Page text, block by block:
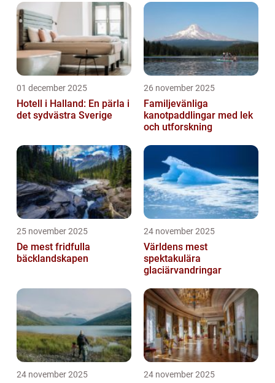
01 december 2025
Hotell i Halland: En pärla i
det sydvästra Sverige
26 november 2025
Familjevänliga
kanotpaddlingar med lek
och utforskning
25 november 2025
De mest fridfulla
bäcklandskapen
24 november 2025
Världens mest
spektakulära
glaciärvandringar
24 november 2025 24 november 2025